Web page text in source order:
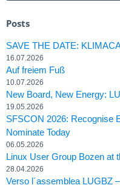
Posts
SAVE THE DATE:
16.07.2026
Auf freiem Fuß
10.07.2026
New Board, New Energy:
19.05.2026
SFSCON 2026: Recognise
Nominate Today
06.05.2026
Linux User Group Bozen at
28.04.2026
Verso l´assemblea LUGBZ